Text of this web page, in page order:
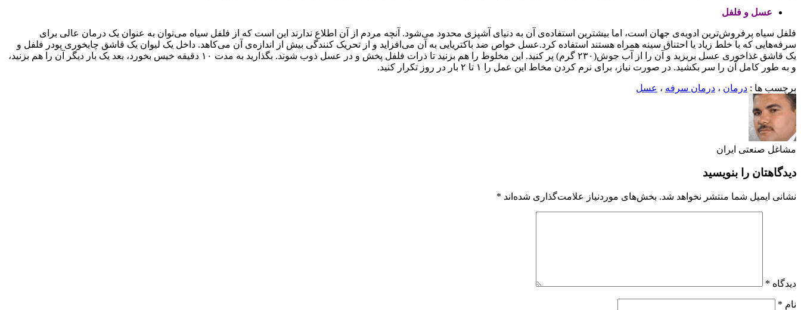
عسل و فلفل
فلفل سیاه پرفروش‌ترین ادویه‌ی جهان است، اما بیشترین استفاده‌ی آن به دنیای آشپزی محدود می‌شود. آنچه مردم از آن اطلاع ندارند این است که از فلفل سیاه می‌توان به عنوان یک درمان عالی برای
سرفه‌هایی که با خلط زیاد یا احتناق سینه همراه هستند استفاده کرد.عسل خواص ضد باکتریایی به آن می‌افزاید و از تحریک کنندگی بیش از اندازه‌ی آن می‌کاهد. داخل یک لیوان یک قاشق چایخوری پودر فلفل و
یک قاشق غذاخوری عسل بریزید و آن را از آب جوش(۲۳۰ گرم) پر کنید. این مخلوط را هم بزنید تا ذرات فلفل پخش و در عسل ذوب شوند. بگذارید به مدت ۱۰ دقیقه خیس بخورد، بعد یک بار دیگر آن را هم بزنید،
و به طور کامل آن را سر بکشید. در صورت نیاز، برای نرم کردن مخاط این عمل را ۱ تا ۲ بار در روز تکرار کنید.
برچسب ها : درمان ، درمان سرفه ، عسل
مشاغل صنعتی ایران
دیدگاهتان را بنویسید
نشانی ایمیل شما منتشر نخواهد شد. بخش‌های موردنیاز علامت‌گذاری شده‌اند *
دیدگاه *
نام *